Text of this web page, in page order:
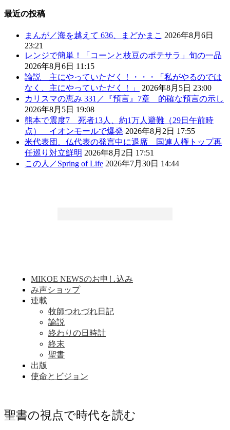
最近の投稿
まんが／海を越えて 636、まどかまこ 2026年8月6日
23:21
レンジで簡単！「コーンと枝豆のポテサラ」旬の一品
2026年8月6日 11:15
論説 主にやっていただく！・・・「私がやるのでは
なく、主にやっていただく！」
2026年8月5日 23:00
カリスマの恵み 331／『預言』7章 的確な預言の示し
2026年8月5日 19:08
熊本で震度7 死者13人、約1万人避難（29日午前時
点） イオンモールで爆発 2026年8月2日 17:55
米代表団、仏代表の発言中に退席 国連人権トップ再
任巡り対立鮮明 2026年8月2日 17:51
この人／Spring of Life 2026年7月30日 14:44
MIKOE NEWSのお申し込み
み声ショップ
連載
牧師つれづれ日記
論説
終わりの日時計
終末
聖書
出版
使命とビジョン
聖書の視点で時代を読む